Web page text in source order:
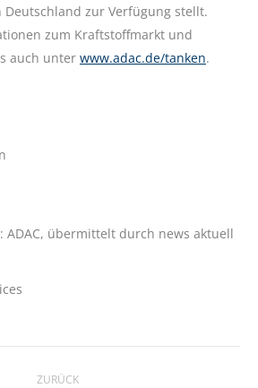
Deutschland zur Verfügung stellt.
zum Kraftstoffmarkt und
auch unter www.adac.de/tanken.
ADAC, übermittelt durch news aktuell
ZURÜCK